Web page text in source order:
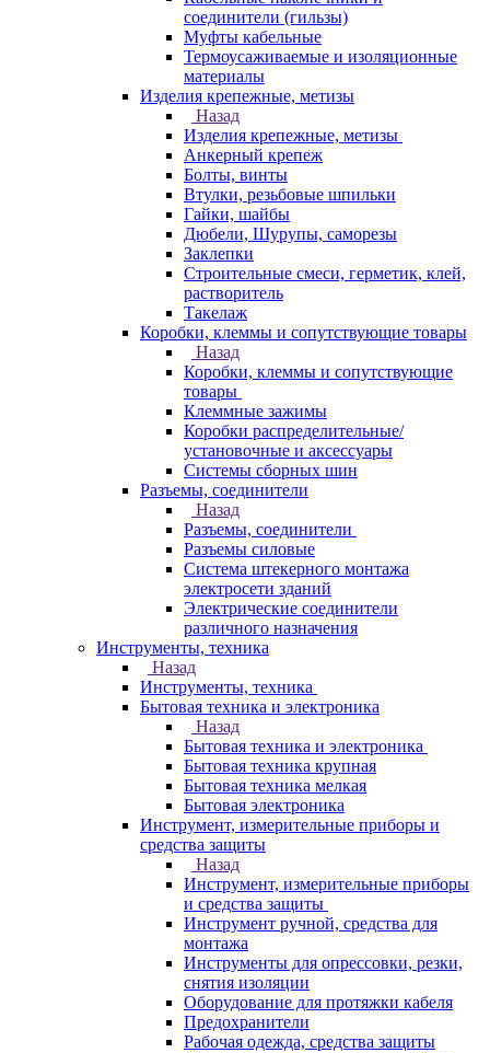
соединители (гильзы)
Муфты кабельные
Термоусаживаемые и изоляционные
материалы
Изделия крепежные, метизы
Назад
Изделия крепежные, метизы
Анкерный крепеж
Болты, винты
Втулки, резьбовые шпильки
Гайки, шайбы
Дюбели, Шурупы, саморезы
Заклепки
Строительные смеси, герметик, клей,
растворитель
Такелаж
Коробки, клеммы и сопутствующие товары
Назад
Коробки, клеммы и сопутствующие
товары
Клеммные зажимы
Коробки распределительные/
установочные и аксессуары
Системы сборных шин
Разъемы, соединители
Назад
Разъемы, соединители
Разъемы силовые
Система штекерного монтажа
электросети зданий
Электрические соединители
различного назначения
Инструменты, техника
Назад
Инструменты, техника
Бытовая техника и электроника
Назад
Бытовая техника и электроника
Бытовая техника крупная
Бытовая техника мелкая
Бытовая электроника
Инструмент, измерительные приборы и
средства защиты
Назад
Инструмент, измерительные приборы
и средства защиты
Инструмент ручной, средства для
монтажа
Инструменты для опрессовки, резки,
снятия изоляции
Оборудование для протяжки кабеля
Предохранители
Рабочая одежда, средства защиты